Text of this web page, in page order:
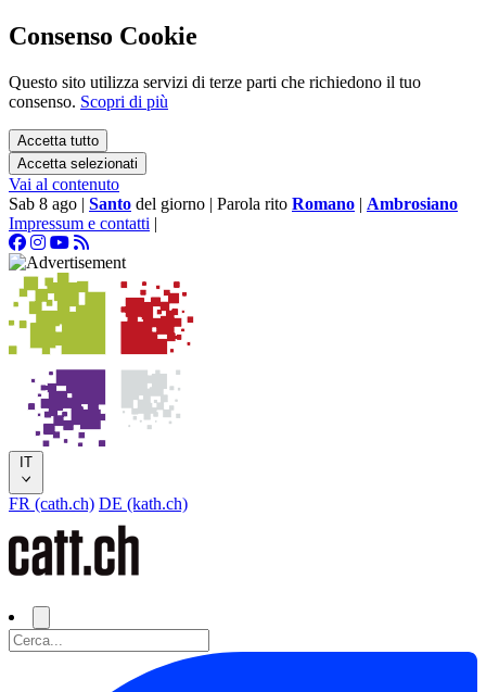
Consenso Cookie
Questo sito utilizza servizi di terze parti che richiedono il tuo
consenso. Scopri di più
Accetta tutto
Accetta selezionati
Vai al contenuto
Sab 8 ago | Santo del giorno | Parola rito Romano | Ambrosiano
Impressum e contatti |
IT
FR (cath.ch) DE (kath.ch)